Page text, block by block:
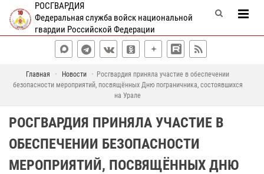
РОСГВАРДИЯ
Федеральная служба войск национальной
гвардии Российской Федерации
Главная Новости
Росгвардия приняла участие в обеспечении
безопасности мероприятий, посвящённых Дню пограничника, состоявшихся
на Урале
РОСГВАРДИЯ ПРИНЯЛА УЧАСТИЕ В
ОБЕСПЕЧЕНИИ БЕЗОПАСНОСТИ
МЕРОПРИЯТИЙ, ПОСВЯЩЁННЫХ ДНЮ